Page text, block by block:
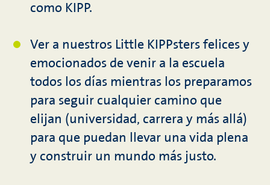
como KIPP.
Ver a nuestros Little KIPPsters felices y
emocionados de venir a la escuela
todos los días mientras los preparamos
para seguir cualquier camino que
elijan (universidad, carrera y más allá)
para que puedan llevar una vida plena
y construir un mundo más justo.